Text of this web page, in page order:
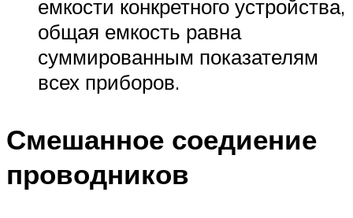
емкости конкретного устройства,
общая емкость равна
суммированным показателям
всех приборов.
Смешанное соедиение
проводников